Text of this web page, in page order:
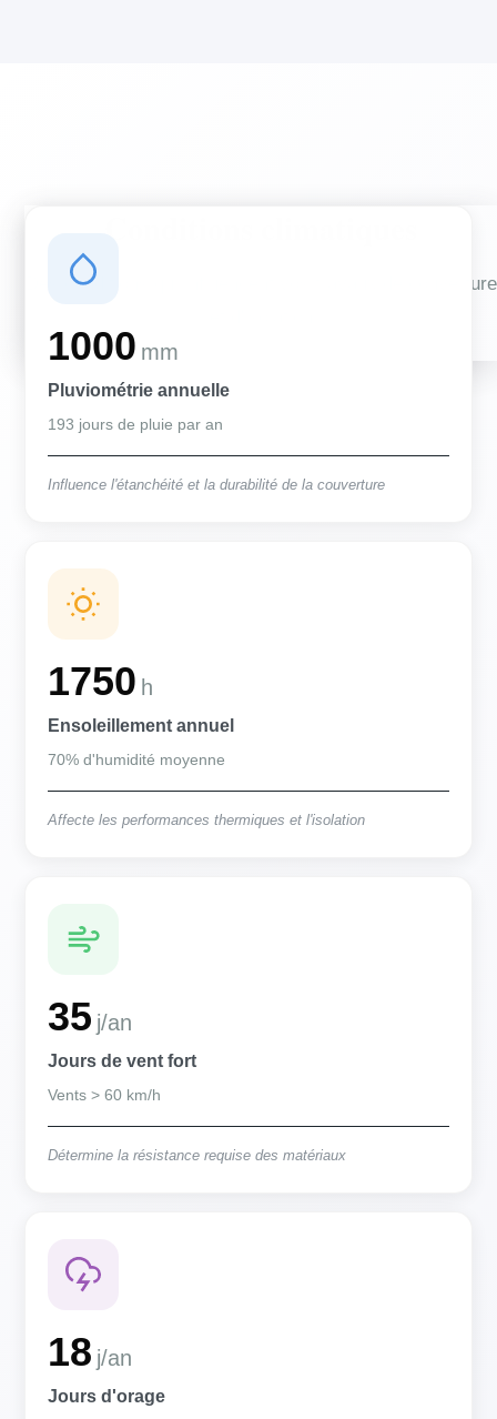
Des conditions qui influencent vos travaux de couverture
1000 mm
Pluviométrie annuelle
193 jours de pluie par an
Influence l'étanchéité et la durabilité de la couverture
1750 h
Ensoleillement annuel
70% d'humidité moyenne
Affecte les performances thermiques et l'isolation
35 j/an
Jours de vent fort
Vents > 60 km/h
Détermine la résistance requise des matériaux
18 j/an
Jours d'orage